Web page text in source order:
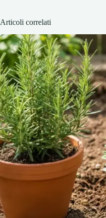
Articoli correlati